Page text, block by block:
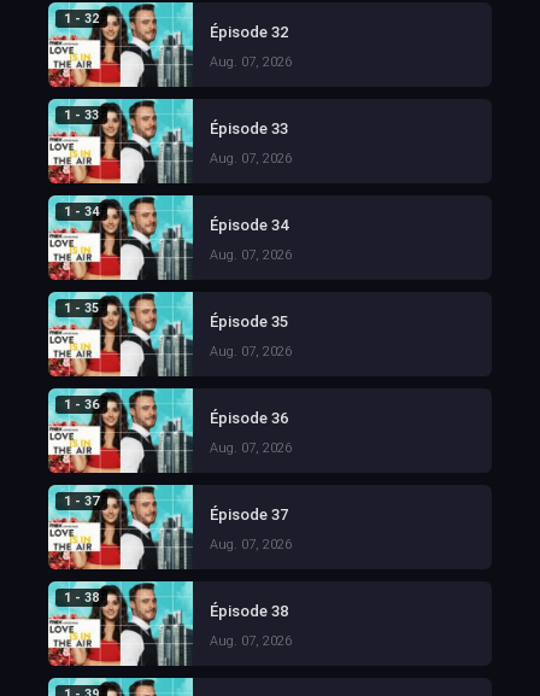
1 - 32
Épisode 32
Aug. 07, 2026
1 - 33
Épisode 33
Aug. 07, 2026
1 - 34
Épisode 34
Aug. 07, 2026
1 - 35
Épisode 35
Aug. 07, 2026
1 - 36
Épisode 36
Aug. 07, 2026
1 - 37
Épisode 37
Aug. 07, 2026
1 - 38
Épisode 38
Aug. 07, 2026